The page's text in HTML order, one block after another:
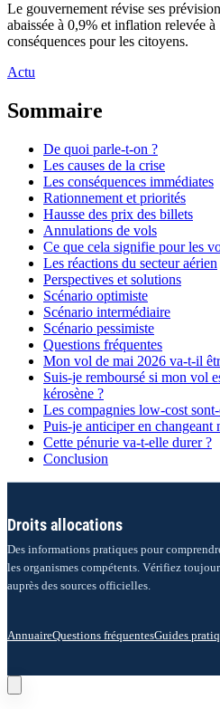
Le gouvernement révise ses
abaissée à 0,9% et inflation relevée
conséquences pour les citoyens.
Actu
Sommaire
De quoi parle-t-on ?
Les causes de la crise
Les conséquences immédiates
Rationnement et priorités
Hausse des prix des billets
Annulations de vols
Ce que cela signifie pour les
Les réactions du secteur aérien
Perspectives et solutions
Scénario optimiste
Scénario intermédiaire
Scénario pessimiste
Questions fréquentes
Mon vol de mai 2026 va-t-il
Suis-je remboursé si mon vol
kérosène ?
Les compagnies low-cost
Puis-je anticiper en changeant
Cette pénurie va-t-elle durer ?
Conclusion
Droits allocations
Des informations pratiques pour
les organismes compétents. Vérifiez
auprès des sources officielles.
AnnuaireQuestions fréquentesGuides